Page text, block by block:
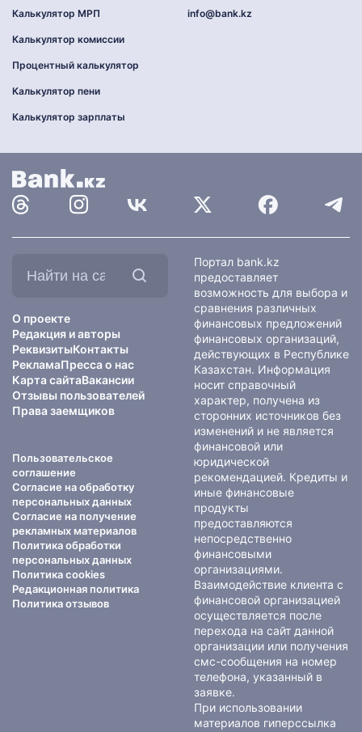
Калькулятор МРП
Калькулятор комиссии
Процентный калькулятор
Калькулятор пени
Калькулятор зарплаты
info@bank.kz
О проекте
Редакция и авторы
РеквизитыКонтакты
РекламаПресса о нас
Карта сайтаВакансии
Отзывы пользователей
Права заемщиков
Пользовательское
соглашение
Согласие на обработку
персональных данных
Согласие на получение
рекламных материалов
Политика обработки
персональных данных
Политика cookies
Редакционная политика
Политика отзывов
Портал bank.kz
предоставляет
возможность для выбора и
сравнения различных
финансовых предложений
финансовых организаций,
действующих в Республике
Казахстан. Информация
носит справочный
характер, получена из
сторонних источников без
изменений и не является
финансовой или
юридической
рекомендацией. Кредиты и
иные финансовые
продукты
предоставляются
непосредственно
финансовыми
организациями.
Взаимодействие клиента с
финансовой организацией
осуществляется после
перехода на сайт данной
организации или получения
смс-сообщения на номер
телефона, указанный в
заявке.
При использовании
материалов гиперссылка